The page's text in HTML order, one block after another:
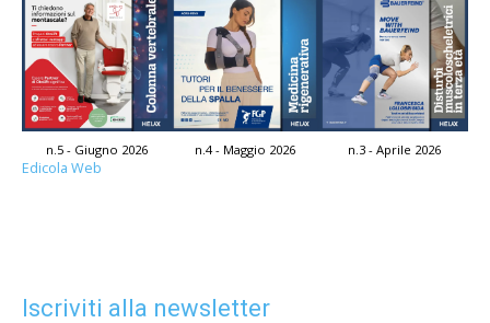
n.5 - Giugno 2026 n.4 - Maggio 2026 n.3 - Aprile 2026
Edicola Web
Iscriviti alla newsletter